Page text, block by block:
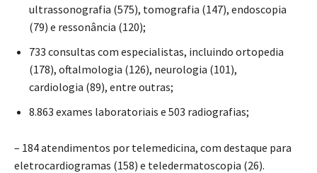
ultrassonografia (575), tomografia (147), endoscopia
(79) e ressonância (120);
733 consultas com especialistas, incluindo ortopedia
(178), oftalmologia (126), neurologia (101),
cardiologia (89), entre outras;
8.863 exames laboratoriais e 503 radiografias;
– 184 atendimentos por telemedicina, com destaque para
eletrocardiogramas (158) e teledermatoscopia (26).